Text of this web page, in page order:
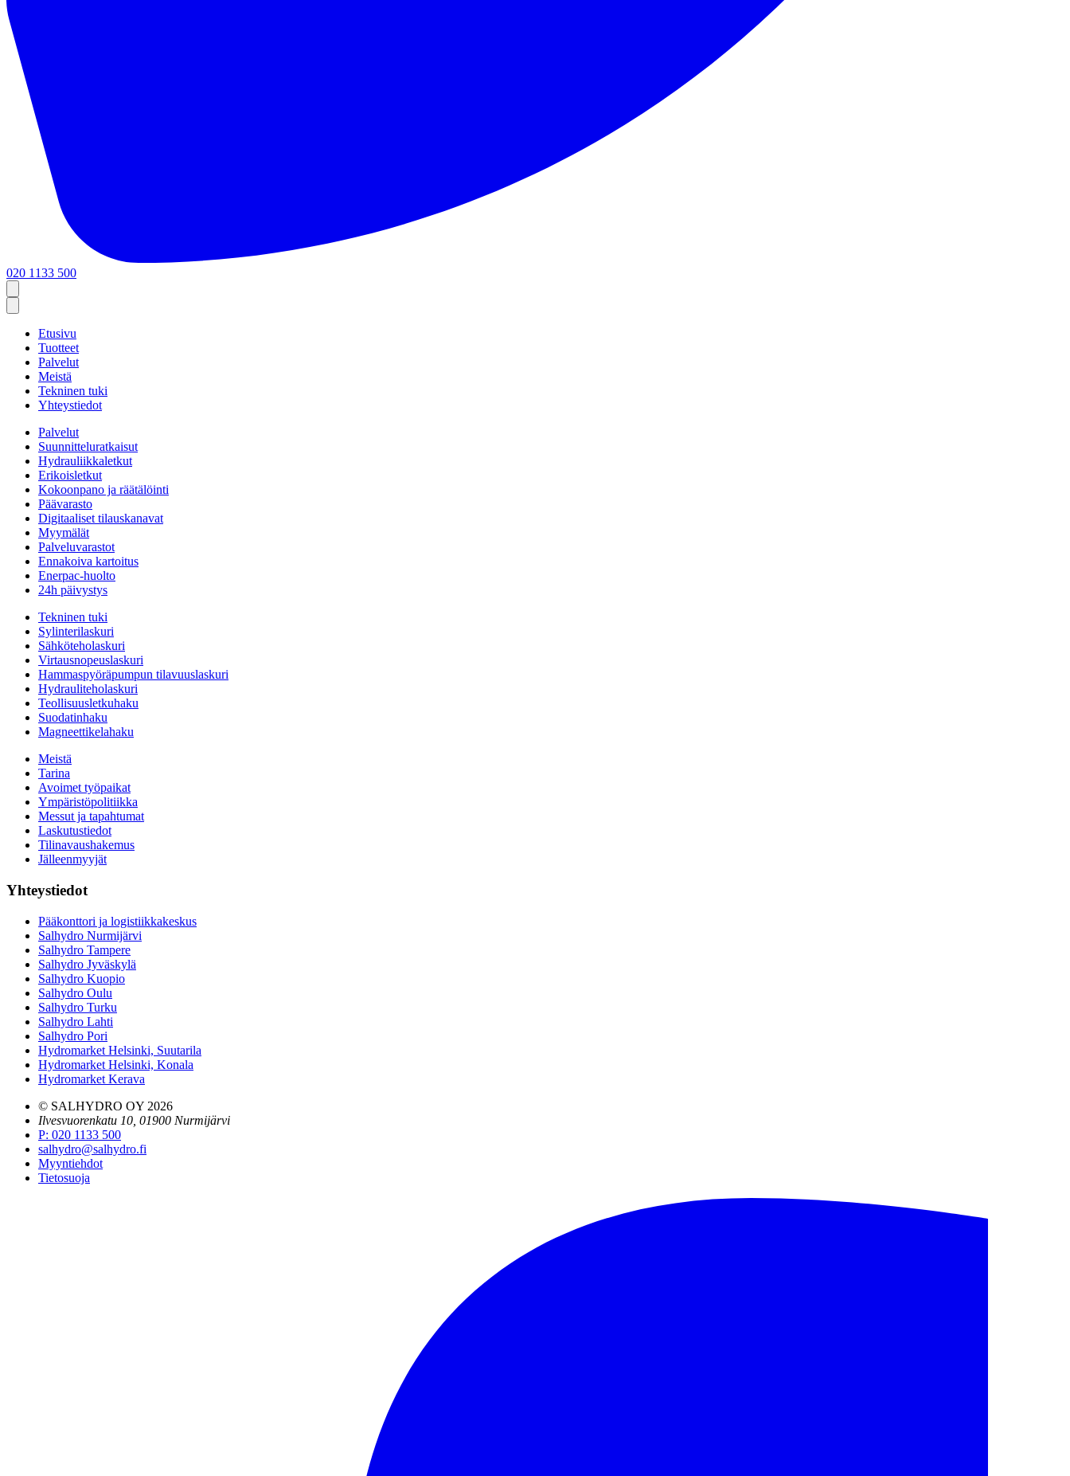
020 1133 500
Etusivu
Tuotteet
Palvelut
Meistä
Tekninen tuki
Yhteystiedot
Palvelut
Suunnitteluratkaisut
Hydrauliikkaletkut
Erikoisletkut
Kokoonpano ja räätälöinti
Päävarasto
Digitaaliset tilauskanavat
Myymälät
Palveluvarastot
Ennakoiva kartoitus
Enerpac-huolto
24h päivystys
Tekninen tuki
Sylinterilaskuri
Sähköteholaskuri
Virtausnopeuslaskuri
Hammaspyöräpumpun tilavuuslaskuri
Hydrauliteholaskuri
Teollisuusletkuhaku
Suodatinhaku
Magneettikelahaku
Meistä
Tarina
Avoimet työpaikat
Ympäristöpolitiikka
Messut ja tapahtumat
Laskutustiedot
Tilinavaushakemus
Jälleenmyyjät
Yhteystiedot
Pääkonttori ja logistiikkakeskus
Salhydro Nurmijärvi
Salhydro Tampere
Salhydro Jyväskylä
Salhydro Kuopio
Salhydro Oulu
Salhydro Turku
Salhydro Lahti
Salhydro Pori
Hydromarket Helsinki, Suutarila
Hydromarket Helsinki, Konala
Hydromarket Kerava
© SALHYDRO OY 2026
Ilvesvuorenkatu 10, 01900 Nurmijärvi
P: 020 1133 500
salhydro@salhydro.fi
Myyntiehdot
Tietosuoja